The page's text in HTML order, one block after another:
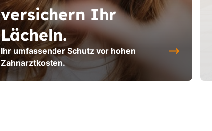
versichern Ihr
Lächeln.
Ihr umfassender Schutz vor hohen
Zahnarztkosten.